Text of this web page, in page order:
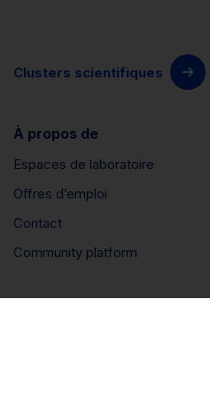
Clusters scientifiques
À propos de
Espaces de laboratoire
Offres d’emploi
Contact
Community platform